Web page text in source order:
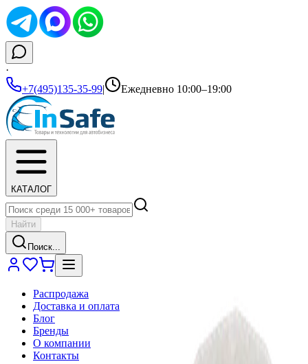
·
+7(495)135-35-99| Ежедневно 10:00–19:00
КАТАЛОГ
Найти
Поиск...
Распродажа
Доставка и оплата
Блог
Бренды
О компании
Контакты